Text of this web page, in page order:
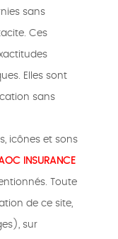
sans
Ces
Elles sont
sans
icônes et sons
INSURANCE
Toute
de ce site,
sur